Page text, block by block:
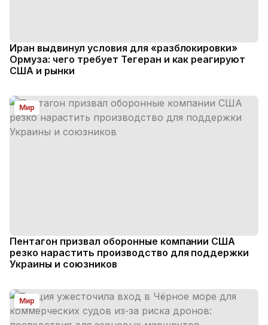
Иран выдвинул условия для «разблокировки»
Ормуза: чего требует Тегеран и как реагируют
США и рынки
Мир
Пентагон призвал оборонные компании США
резко нарастить производство для поддержки
Украины и союзников
Мир